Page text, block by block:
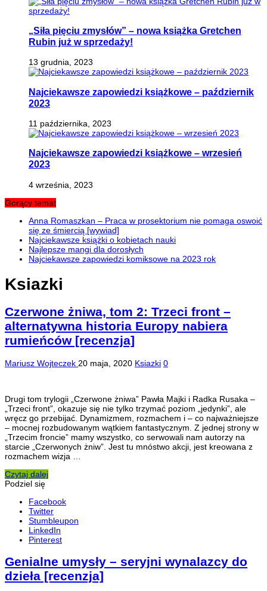
„Siła pięciu zmysłów” – nowa książka Gretchen
Rubin już w sprzedaży!
13 grudnia, 2023
Najciekawsze zapowiedzi książkowe – październik
2023
11 października, 2023
Najciekawsze zapowiedzi książkowe – wrzesień
2023
4 września, 2023
Gorący temat
Anna Romaszkan – Praca w prosektorium nie pomaga oswoić
się ze śmiercią [wywiad]
Najciekawsze książki o kobietach nauki
Najlepsze mangi dla dorosłych
Najciekawsze zapowiedzi komiksowe na 2023 rok
Ksiazki
Czerwone żniwa, tom 2: Trzeci front –
alternatywna historia Europy nabiera
rumieńców [recenzja]
Mariusz Wojteczek 20 maja, 2020 Ksiazki 0
Drugi tom trylogii „Czerwone żniwa” Pawła Majki i Radka Rusaka –
„Trzeci front”, okazuje się nie tylko trzymać poziom „jedynki”, ale
wręcz go przebijać. Dynamizmem, rozmachem i – co najważniejsze
– mocnej rozbudowanym wątkiem fantastycznym. Z jednej strony w
„Trzecim froncie” mamy wszystko, co serwowali nam autorzy na
starcie „Czerwonych żniw”. Jest tu mnóstwo akcji, jest kreowana z
rozmachem wizja …
Czytaj dalej
Podziel się
Facebook
Twitter
Stumbleupon
LinkedIn
Pinterest
Genialne umysły – seryjni wynalazcy do
dzieła [recenzja]